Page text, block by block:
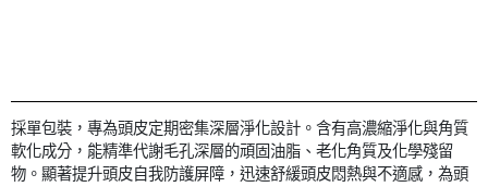
採單包裝，專為頭皮定期密集深層淨化設計。含有高濃縮淨化與角質
軟化成分，能精準代謝毛孔深層的頑固油脂、老化角質及化學殘留
物。顯著提升頭皮自我防護屏障，迅速舒緩頭皮悶熱與不適感，為頭